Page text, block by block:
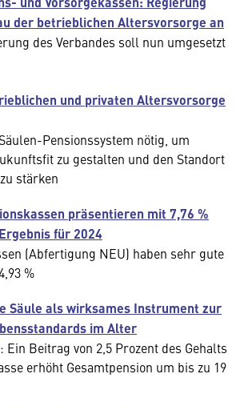
der betrieblichen Altersvorsorge an
des Verbandes soll nun umgesetzt
und privaten Altersvorsorge
Pensionssystem nötig, um
zu gestalten und den Standort
stärken
präsentieren mit 7,76 %
für 2024
(Abfertigung NEU) haben sehr gute
%
Säule als wirksames Instrument zur
im Alter
Ein Beitrag von 2,5 Prozent des Gehalts
erhöht Gesamtpension um bis zu 19